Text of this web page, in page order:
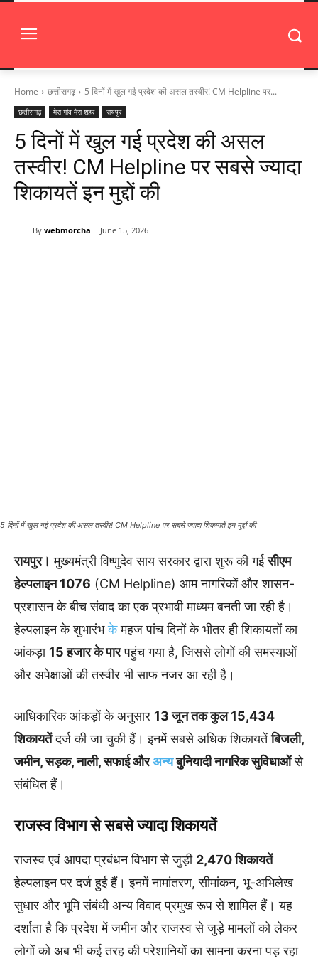
Home छत्तीसगढ़ 5 दिनों में खुल गई प्रदेश की असल तस्वीर! CM Helpline पर...
छत्तीसगढ़ मेरा गांव मेरा शहर रायपुर
5 दिनों में खुल गई प्रदेश की असल
तस्वीर! CM Helpline पर सबसे ज्यादा
शिकायतें इन मुद्दों की
By webmorcha June 15, 2026
5 दिनों में खुल गई प्रदेश की असल तस्वीर! CM Helpline पर सबसे ज्यादा शिकायतें इन मुद्दों की
रायपुर। मुख्यमंत्री विष्णुदेव साय सरकार द्वारा शुरू की गईसीएम
हेल्पलाइन 1076 (CM Helpline) आम नागरिकों और शासन-
प्रशासन के बीच संवाद का एक प्रभावी माध्यम बनती जा रही है।
हेल्पलाइन के शुभारंभकेमहज पांच दिनों के भीतर ही शिकायतों का
आंकड़ा 15 हजार के पारपहुंच गया है, जिससे लोगों की समस्याओं
और अपेक्षाओं की तस्वीर भी साफ नजर आ रही है।
आधिकारिक आंकड़ों के अनुसार 13 जून तक कुल 15,434
शिकायतेंदर्ज की जा चुकी हैं। इनमें सबसे अधिक शिकायतेंबिजली,
जमीन, सड़क, नाली, सफाई औरअन्यबुनियादी नागरिक सुविधाओंसे
संबंधित हैं।
राजस्व विभाग से सबसे ज्यादा शिकायतें
राजस्व एवं आपदा प्रबंधन विभाग से जुड़ी 2,470 शिकायतें
हेल्पलाइन पर दर्ज हुई हैं। इनमें नामांतरण, सीमांकन, भू-अभिलेख
सुधार और भूमि संबंधी अन्य विवाद प्रमुख रूप से शामिल हैं। यह
दर्शाता है कि प्रदेश में जमीन और राजस्व से जुड़े मामलों को लेकर
लोगों को अब भी कई तरह की परेशानियों का सामना करना पड़ रहा